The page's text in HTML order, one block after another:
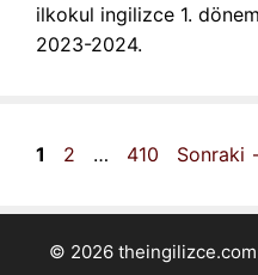
ilkokul ingilizce 1.
2023-2024.
Sayfa
1 Sayfa
2 … Sayfa
410 Sonraki
© 2026 theingilizce.com